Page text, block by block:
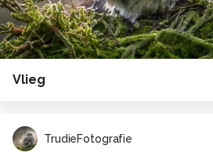
Vlieg
TrudieFotografie